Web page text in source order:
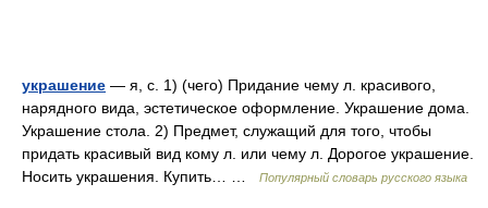
украшение — я, с. 1) (чего) Придание чему л. красивого,
нарядного вида, эстетическое оформление. Украшение дома.
Украшение стола. 2) Предмет, служащий для того, чтобы
придать красивый вид кому л. или чему л. Дорогое украшение.
Носить украшения. Купить… …
Популярный словарь русского языка